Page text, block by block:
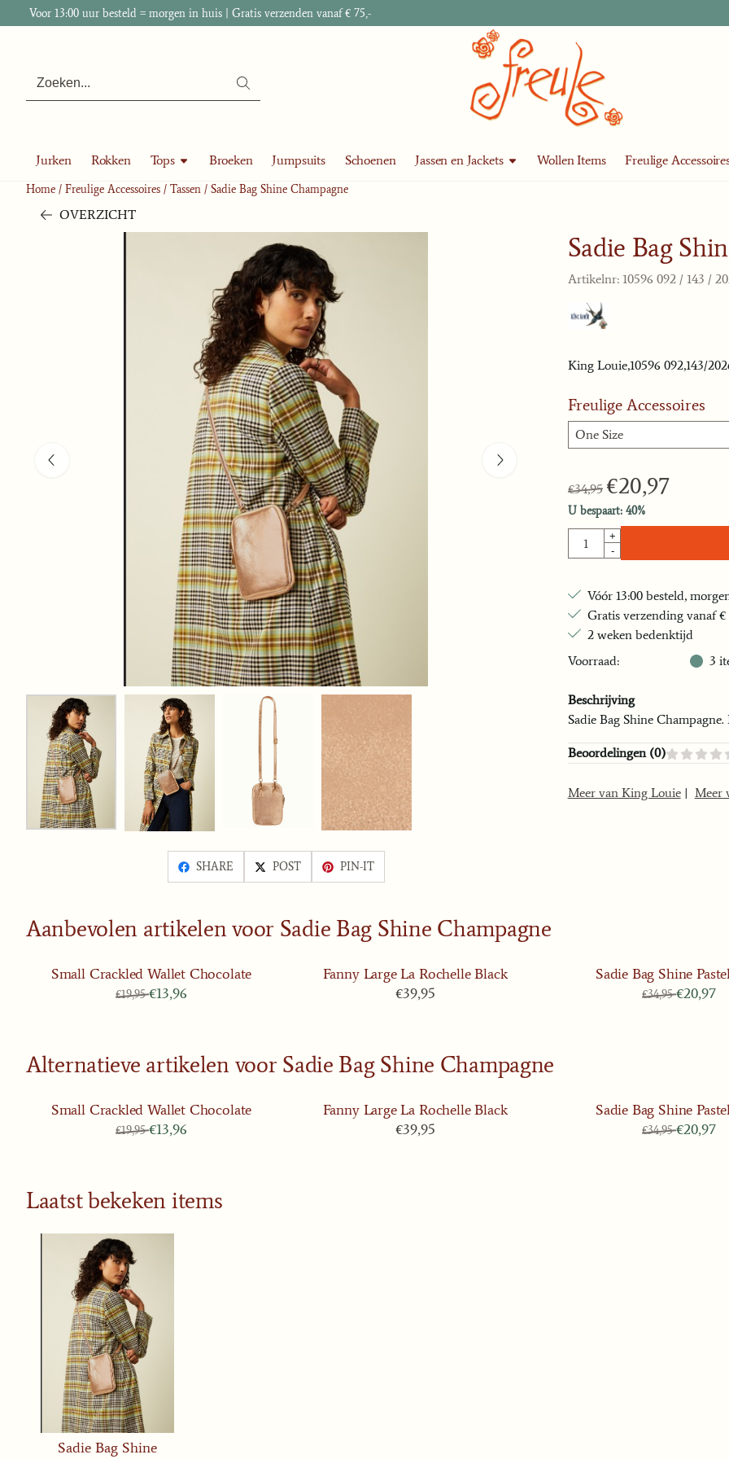
Cookievoorkeuren zijn momenteel gesloten.
Voor 13:00 uur besteld = morgen in huis | Gratis verzenden vanaf € 75,-
Zoeken
Jurken Rokken Tops Broeken Jumpsuits Schoenen Jassen en Jackets Wollen Items Freulige
Home / Freulige Accessoires / Tassen / Sadie Bag Shine Champagne
OVERZICHT
SHARE POST PIN-IT
Sadie Bag
Artikelnr: 10596 092 / 143 /
King Louie,10596 092,143/
Freulige Accessoires
€34,95 €20,97
U bespaart: 40%
Aantal
+
-
Vóór 13:00 besteld,
Gratis verzending vanaf €
2 weken bedenktijd
Voorraad:
3
Beschrijving
Sadie Bag Shine
Beoordelingen (0)
Meer van King Louie| Meer
Aanbevolen artikelen voor Sadie Bag Shine Champagne
Small Crackled Wallet Chocolate
Van 19,95 voor 13,96
€19,95€13,96
Fanny Large La Rochelle Black
Prijs: 39,95
€39,95
Sadie Bag Shine
Van
€34,95€20,97
Alternatieve artikelen voor Sadie Bag Shine Champagne
Small Crackled Wallet Chocolate
Van 19,95 voor 13,96
€19,95€13,96
Fanny Large La Rochelle Black
Prijs: 39,95
€39,95
Sadie Bag Shine
Van
€34,95€20,97
Laatst bekeken items
Sadie Bag Shine